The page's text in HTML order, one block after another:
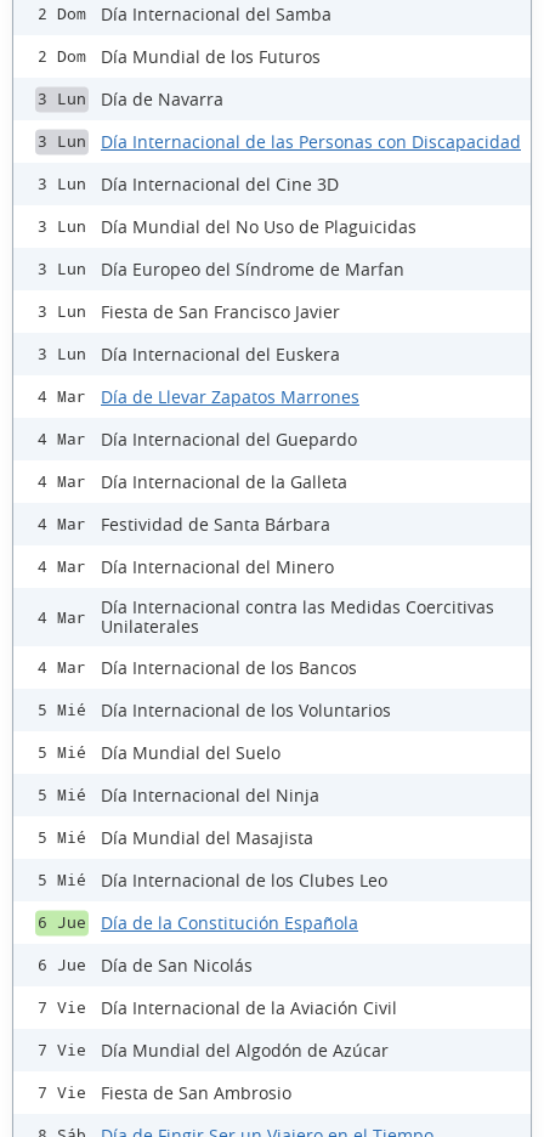
2 Dom Día Internacional del Samba
2 Dom Día Mundial de los Futuros
3 Lun Día de Navarra
3 Lun Día Internacional de las Personas con Discapacidad
3 Lun Día Internacional del Cine 3D
3 Lun Día Mundial del No Uso de Plaguicidas
3 Lun Día Europeo del Síndrome de Marfan
3 Lun Fiesta de San Francisco Javier
3 Lun Día Internacional del Euskera
4 Mar Día de Llevar Zapatos Marrones
4 Mar Día Internacional del Guepardo
4 Mar Día Internacional de la Galleta
4 Mar Festividad de Santa Bárbara
4 Mar Día Internacional del Minero
4 Mar
Día Internacional contra las Medidas Coercitivas
Unilaterales
4 Mar Día Internacional de los Bancos
5 Mié Día Internacional de los Voluntarios
5 Mié Día Mundial del Suelo
5 Mié Día Internacional del Ninja
5 Mié Día Mundial del Masajista
5 Mié Día Internacional de los Clubes Leo
6 Jue Día de la Constitución Española
6 Jue Día de San Nicolás
7 Vie Día Internacional de la Aviación Civil
7 Vie Día Mundial del Algodón de Azúcar
7 Vie Fiesta de San Ambrosio